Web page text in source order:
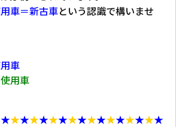
車＝新古車という認識で構いませ
車
用車
★★★★★★★★★★★★★★★★★